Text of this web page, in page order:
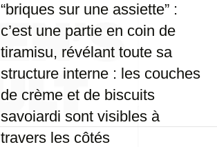
“briques sur une assiette” :
c’est une partie en coin de
tiramisu, révélant toute sa
structure interne : les couches
de crème et de biscuits
savoiardi sont visibles à
travers les côtés